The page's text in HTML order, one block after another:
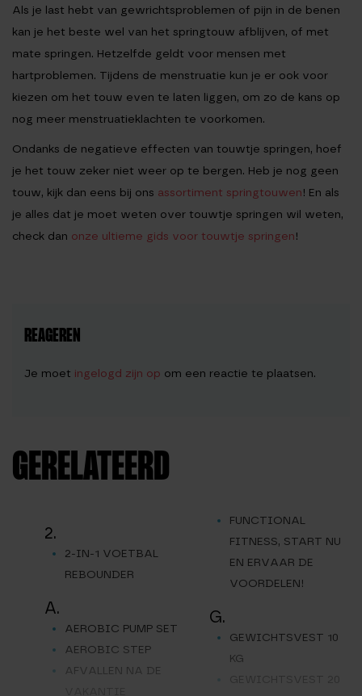
Als je last hebt van gewrichtsproblemen of pijn in de benen
kan je het beste wel van het springtouw afblijven, of met
mate springen. Hetzelfde geldt voor mensen met
hartproblemen. Tijdens de menstruatie kun je er ook voor
kiezen om het touw even te laten liggen, om zo de kans op
nog meer menstruatieklachten te voorkomen.
Ondanks de negatieve effecten van touwtje springen, hoef
je het touw zeker niet weer op te bergen. Heb je nog geen
touw, kijk dan eens bij ons assortiment springtouwen! En als
je alles dat je moet weten over touwtje springen wil weten,
check dan onze ultieme gids voor touwtje springen!
REAGEREN
Je moet ingelogd zijn op om een reactie te plaatsen.
GERELATEERD
2.
2-IN-1 VOETBAL
REBOUNDER
A.
AEROBIC PUMP SET
AEROBIC STEP
AFVALLEN NA DE
FUNCTIONAL
FITNESS, START NU
EN ERVAAR DE
VOORDELEN!
G.
GEWICHTSVEST 10
KG